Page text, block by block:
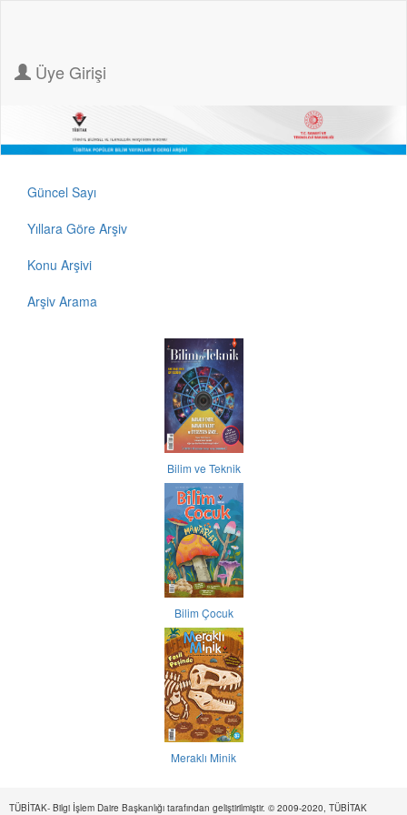
Üye Girişi
Güncel Sayı
Yıllara Göre Arşiv
Konu Arşivi
Arşiv Arama
Bilim ve Teknik
Bilim Çocuk
Meraklı Minik
TÜBİTAK- Bilgi İşlem Daire Başkanlığı tarafından geliştirilmiştir. © 2009-2020, TÜBİTAK